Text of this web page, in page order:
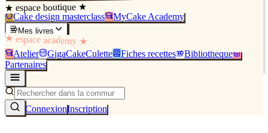
★ espace boutique ★
Cake design masterclass MyCake Academy
Mes livres
★ espace academy ★
Atelier GigaCakeCulette Fiches recettes
Bibliothèque
Partenaires
ConnexionInscription